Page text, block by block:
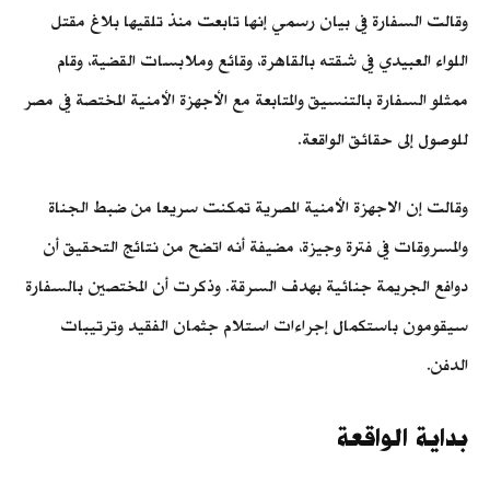
وقالت السفارة في بيان رسمي إنها تابعت منذ تلقيها بلاغ مقتل
اللواء العبيدي في شقته بالقاهرة، وقائع وملابسات القضية، وقام
ممثلو السفارة بالتنسيق والمتابعة مع الأجهزة الأمنية المختصة في مصر
للوصول إلى حقائق الواقعة.
وقالت إن الاجهزة الأمنية المصرية تمكنت سريعا من ضبط الجناة
والمسروقات في فترة وجيزة، مضيفة أنه اتضح من نتائج التحقيق أن
دوافع الجريمة جنائية بهدف السرقة. وذكرت أن المختصين بالسفارة
سيقومون باستكمال إجراءات استلام جثمان الفقيد وترتيبات
الدفن.
بداية الواقعة